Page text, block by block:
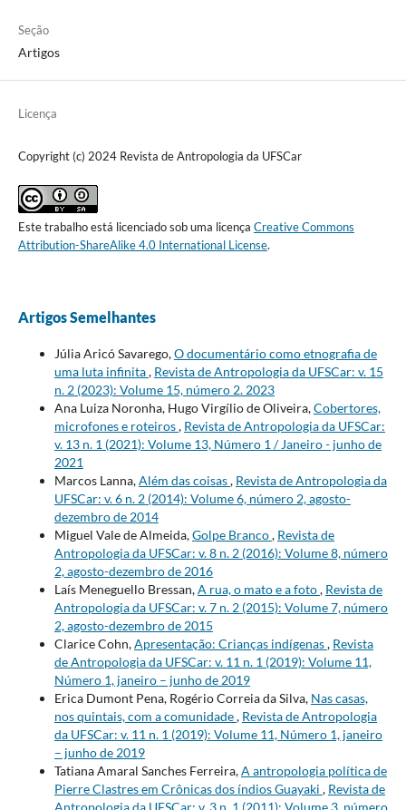
Seção
Artigos
Licença
Copyright (c) 2024 Revista de Antropologia da UFSCar
Este trabalho está licenciado sob uma licença Creative Commons
Attribution-ShareAlike 4.0 International License.
Artigos Semelhantes
Júlia Aricó Savarego,O documentário como etnografia de
uma luta infinita, Revista de Antropologia da UFSCar: v. 15
n. 2 (2023): Volume 15, número 2. 2023
Ana Luiza Noronha, Hugo Virgílio de Oliveira,Cobertores,
microfones e roteiros, Revista de Antropologia da UFSCar:
v. 13 n. 1 (2021): Volume 13, Número 1 / Janeiro - junho de
2021
Marcos Lanna,Além das coisas, Revista de Antropologia da
UFSCar: v. 6 n. 2 (2014): Volume 6, número 2, agosto-
dezembro de 2014
Miguel Vale de Almeida,Golpe Branco, Revista de
Antropologia da UFSCar: v. 8 n. 2 (2016): Volume 8, número
2, agosto-dezembro de 2016
Laís Meneguello Bressan,A rua, o mato e a foto, Revista de
Antropologia da UFSCar: v. 7 n. 2 (2015): Volume 7, número
2, agosto-dezembro de 2015
Clarice Cohn,Apresentação: Crianças indígenas, Revista
de Antropologia da UFSCar: v. 11 n. 1 (2019): Volume 11,
Número 1, janeiro – junho de 2019
Erica Dumont Pena, Rogério Correia da Silva, Nas casas,
nos quintais, com a comunidade, Revista de Antropologia
da UFSCar: v. 11 n. 1 (2019): Volume 11, Número 1, janeiro
– junho de 2019
Tatiana Amaral Sanches Ferreira,A antropologia política de
Pierre Clastres em Crônicas dos índios Guayaki , Revista de
Antropologia da UFSCar: v. 3 n. 1 (2011): Volume 3, número